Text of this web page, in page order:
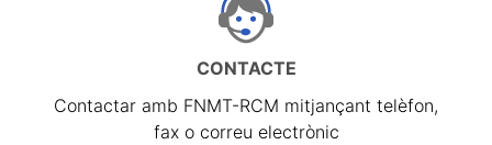
CONTACTE
Contactar amb FNMT-RCM mitjançant telèfon,
fax o correu electrònic